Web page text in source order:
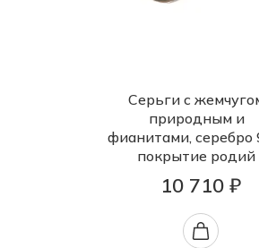
Серьги с
природным и
фианитами, серебро
покрытие родий
10 710 ₽